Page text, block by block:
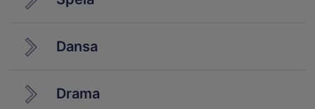
Dansa
Drama